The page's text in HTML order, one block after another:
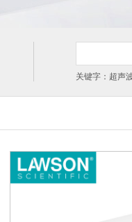
关键字：超声